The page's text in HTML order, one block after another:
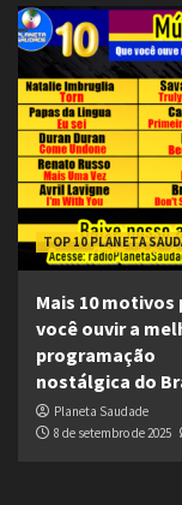
TOP 10 PLANETA
Mais 10 motivos
você ouvir a
programação
nostálgica do
Planeta Saudade
8 de setembro de 2025